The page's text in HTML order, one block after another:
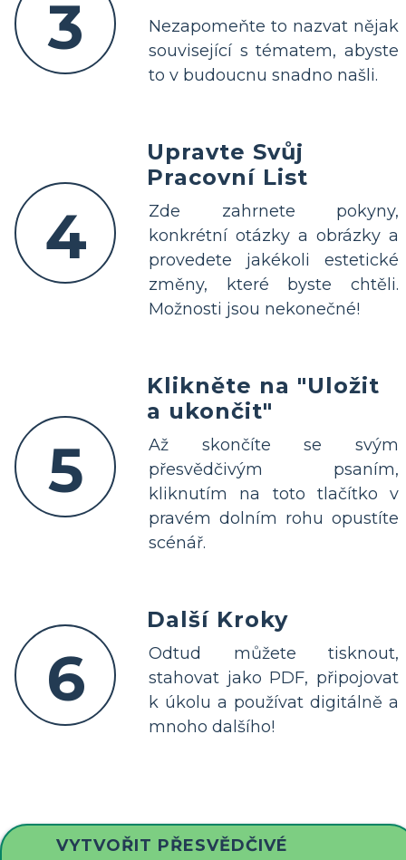
3
Nezapomeňte to nazvat nějak
související s tématem, abyste
to v budoucnu snadno našli.
4
Upravte Svůj
Pracovní List
Zde zahrnete pokyny,
konkrétní otázky a obrázky a
provedete jakékoli estetické
změny, které byste chtěli.
Možnosti jsou nekonečné!
5
Klikněte na "Uložit
a ukončit"
Až skončíte se svým
přesvědčivým psaním,
kliknutím na toto tlačítko v
pravém dolním rohu opustíte
scénář.
6
Další Kroky
Odtud můžete tisknout,
stahovat jako PDF, připojovat
k úkolu a používat digitálně a
mnoho dalšího!
VYTVOŘIT PŘESVĚDČIVÉ